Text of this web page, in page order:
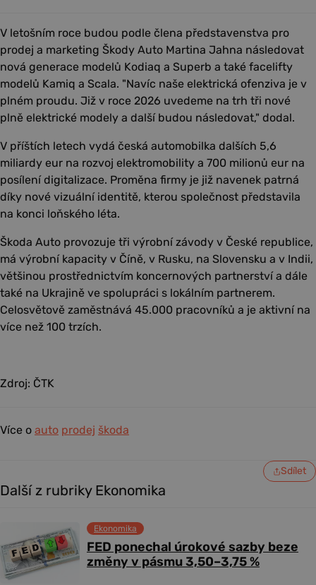
V letošním roce budou podle člena představenstva pro
prodej a marketing Škody Auto Martina Jahna následovat
nová generace modelů Kodiaq a Superb a také facelifty
modelů Kamiq a Scala. "Navíc naše elektrická ofenziva je v
plném proudu. Již v roce 2026 uvedeme na trh tři nové
plně elektrické modely a další budou následovat," dodal.
V příštích letech vydá česká automobilka dalších 5,6
miliardy eur na rozvoj elektromobility a 700 milionů eur na
posílení digitalizace. Proměna firmy je již navenek patrná
díky nové vizuální identitě, kterou společnost představila
na konci loňského léta.
Škoda Auto provozuje tři výrobní závody v České republice,
má výrobní kapacity v Číně, v Rusku, na Slovensku a v Indii,
většinou prostřednictvím koncernových partnerství a dále
také na Ukrajině ve spolupráci s lokálním partnerem.
Celosvětově zaměstnává 45.000 pracovníků a je aktivní na
více než 100 trzích.
Zdroj: ČTK
Více o auto prodej škoda
Sdílet
Další z rubriky Ekonomika
FED ponechal úrokové sazby beze
změny v pásmu 3,50–3,75 %
Ekonomika